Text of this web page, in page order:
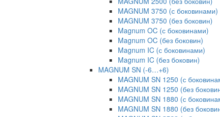
MAGNUM 3750 (с боковинами)
MAGNUM 3750 (без боковин)
Magnum OC (с боковинами)
Magnum OC (без боковин)
Magnum IC (с боковинами)
Magnum IC (без боковин)
MAGNUM SN (-6…+6)
MAGNUM SN 1250 (с
MAGNUM SN 1250 (без
MAGNUM SN 1880 (с
MAGNUM SN 1880 (без